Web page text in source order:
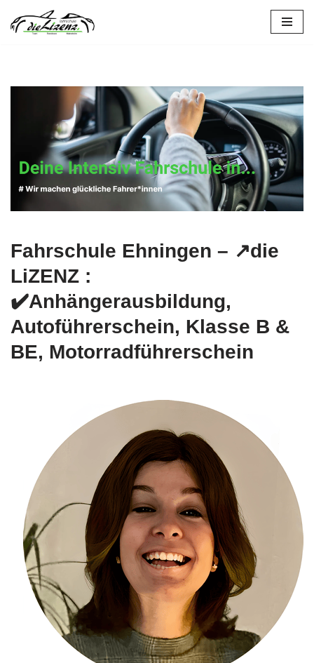
Fahrschule Ehningen – ↗️die
LiZENZ :
✔️Anhängerausbildung,
Autoführerschein, Klasse B &
BE, Motorradführerschein